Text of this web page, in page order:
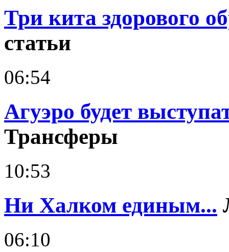
Три кита здорового
статьи
06:54
Агуэро будет
Трансферы
10:53
Ни Халком единым...
06:10